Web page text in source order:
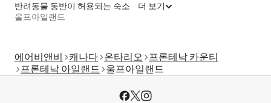
반려동물 동반이 허용되는 숙소
울프아일랜드
더 보기
에어비앤비 캐나다 온타리오 프론테낙 카운티
프론테낙 아일랜드 울프아일랜드